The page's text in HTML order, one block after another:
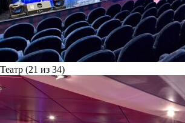
Театр (21 из 34)